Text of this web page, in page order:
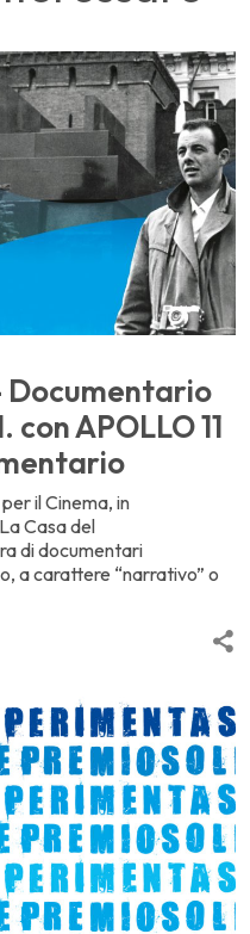
Documentario
APOLLO 11
il Cinema, in
Casa del
di documentari
a carattere “narrativo” o